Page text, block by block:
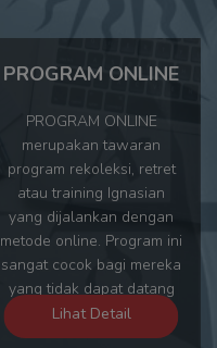
PROGRAM ONLINE
PROGRAM ONLINE
merupakan tawaran
program rekoleksi, retret
atau training Ignasian
yang dijalankan dengan
metode online. Program ini
sangat cocok bagi mereka
yang tidak dapat datang
ke RRPS. Syarat utama
mengikuti program ini
Lihat Detail